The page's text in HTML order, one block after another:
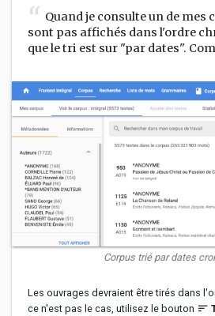
Quand je consulte un de mes
sont pas affichés dans l'ordre
que le tri est sur "par dates".
Corpus trié par dates
Les ouvrages devraient être tirés dans
ce n'est pas le cas, utilisez le bouton sort